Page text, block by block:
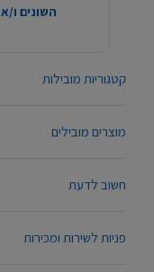
קטגוריות מובילות
מוצרים מובילים
חשוב לדעת
פניות לשירות ומכירות
השונים ו/